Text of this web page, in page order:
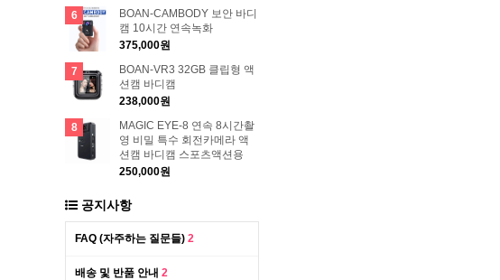
6
BOAN-CAMBODY 보안 바디
캠 10시간 연속녹화
375,000원
7
BOAN-VR3 32GB 클립형 액
션캠 바디캠
238,000원
8
MAGIC EYE-8 연속 8시간촬
영 비밀 특수 회전카메라 액
션캠 바디캠 스포츠액션용
250,000원
공지사항
FAQ (자주하는 질문들) 2
배송 및 반품 안내 2